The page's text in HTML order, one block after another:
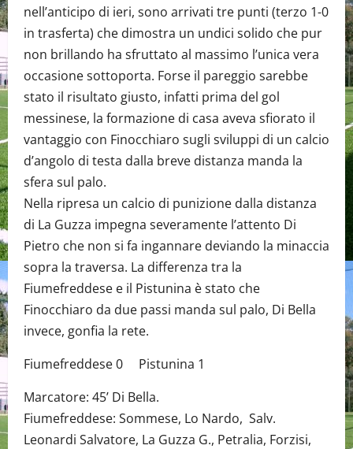
nell’anticipo di ieri, sono arrivati tre punti (terzo 1-0
in trasferta) che dimostra un undici solido che pur
non brillando ha sfruttato al massimo l’unica vera
occasione sottoporta. Forse il pareggio sarebbe
stato il risultato giusto, infatti prima del gol
messinese, la formazione di casa aveva sfiorato il
vantaggio con Finocchiaro sugli sviluppi di un calcio
d’angolo di testa dalla breve distanza manda la
sfera sul palo.
Nella ripresa un calcio di punizione dalla distanza
di La Guzza impegna severamente l’attento Di
Pietro che non si fa ingannare deviando la minaccia
sopra la traversa. La differenza tra la
Fiumefreddese e il Pistunina è stato che
Finocchiaro da due passi manda sul palo, Di Bella
invece, gonfia la rete.
Fiumefreddese 0 Pistunina 1
Marcatore: 45’ Di Bella.
Fiumefreddese: Sommese, Lo Nardo, Salv.
Leonardi Salvatore, La Guzza G., Petralia, Forzisi,